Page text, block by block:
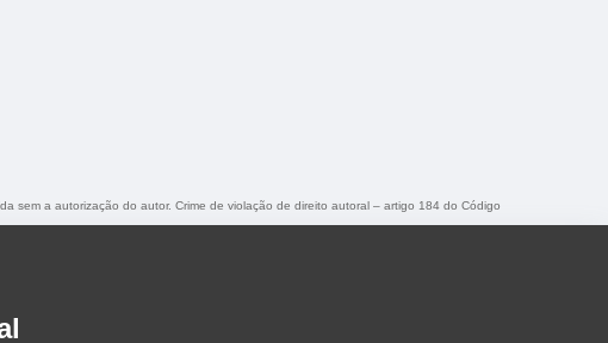
sem a autorização do autor. Crime de violação de direito autoral – artigo 184 do Código